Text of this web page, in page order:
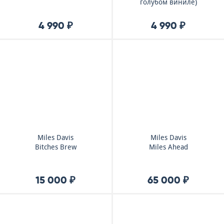
4 990 ₽
голубом виниле)
4 990 ₽
Miles Davis
Bitches Brew
15 000 ₽
Miles Davis
Miles Ahead
65 000 ₽